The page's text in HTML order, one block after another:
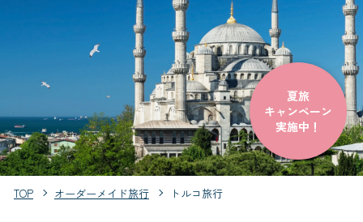
夏旅
キャンペーン
実施中！
TOP オーダーメイド旅行 トルコ旅行